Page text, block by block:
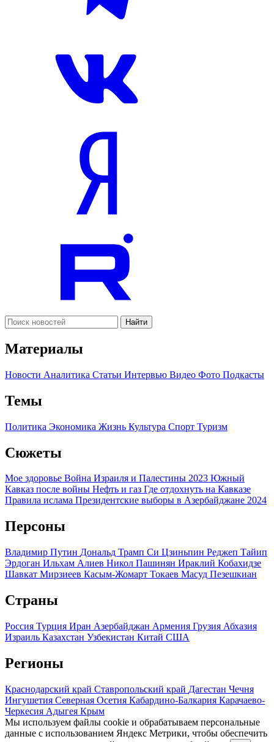
Найти
Материалы
Новости Аналитика Статьи Интервью Видео Фото Подкасты
Темы
Политика Экономика Жизнь Культура Спорт Туризм
Сюжеты
Мое здоровье Война Израиля и Палестины 2023 Южный
Кавказ после войны Нефть и газ Где отдохнуть на Кавказе
Правила ислама Президентские выборы в Азербайджане 2024
Персоны
Владимир Путин Дональд Трамп Си Цзиньпин Реджеп Тайип
Эрдоган Ильхам Алиев Никол Пашинян Ираклий Кобахидзе
Шавкат Мирзиеев Касым-Жомарт Токаев Масуд Пезешкиан
Страны
Россия Турция Иран Азербайджан Армения Грузия Абхазия
Израиль Казахстан Узбекистан Китай США
Регионы
Краснодарский край Ставропольский край Дагестан Чечня
Ингушетия Северная Осетия Кабардино-Балкария Карачаево-
Черкесия Адыгея Крым
Мы используем файлы cookie и обрабатываем персональные
данные с использованием Яндекс Метрики, чтобы обеспечить